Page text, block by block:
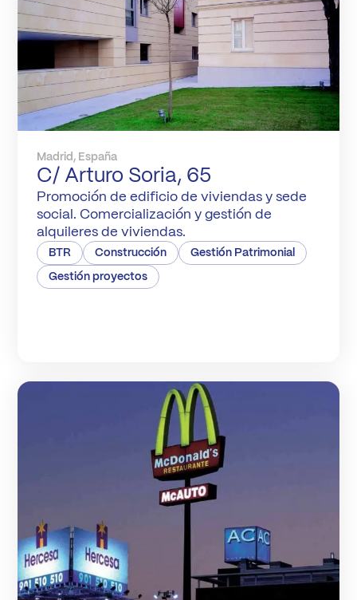
Madrid, España
C/ Arturo Soria, 65
Promoción de edificio de viviendas y sede
social. Comercialización y gestión de
alquileres de viviendas.
BTR Construcción Gestión Patrimonial
Gestión proyectos